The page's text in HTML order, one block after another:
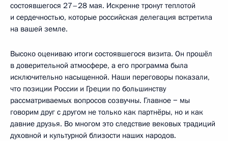
состоявшегося 27–28 мая. Искренне тронут теплотой
и сердечностью, которые российская делегация встретила
на вашей земле.
Высоко оцениваю итоги состоявшегося визита. Он прошёл
в доверительной атмосфере, а его программа была
исключительно насыщенной. Наши переговоры показали,
что позиции России и Греции по большинству
рассматриваемых вопросов созвучны. Главное − мы
говорим друг с другом не только как партнёры, но и как
давние друзья. Во многом это следствие вековых традиций
духовной и культурной близости наших народов.